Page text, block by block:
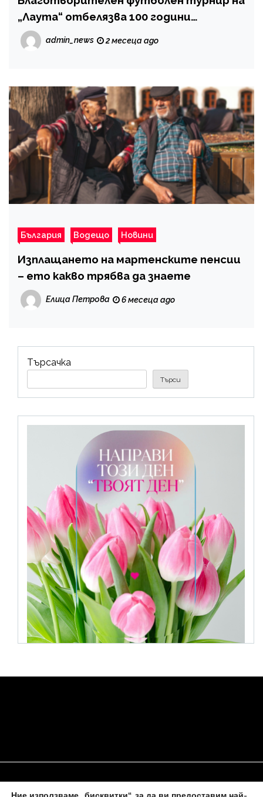
„Лаута“ отбелязва 100 години
„Локомотив Пловдив“
admin_news 2 месеца ago
България Водещо Новини
Изплащането на мартенските пенсии
– ето какво трябва да знаете
Елица Петрова 6 месеца ago
Търсачка
Търси